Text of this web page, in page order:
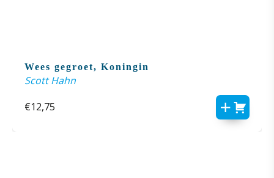
Wees gegroet, Koningin
Scott Hahn
€12,75